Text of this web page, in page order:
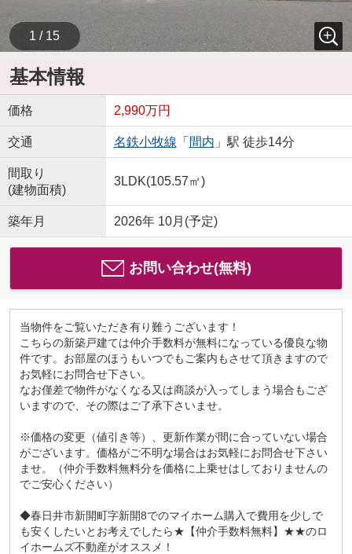
1 / 15
基本情報
価格 2,990万円
交通 名鉄小牧線 「 間内 」駅 徒歩14分
間取り
(建物面積)
3LDK(105.57㎡)
築年月 2026年 10月(予定)
お問い合わせ(無料)
当物件をご覧いただき有り難うございます！
こちらの新築戸建ては仲介手数料が無料になっている優良な物
件です。お部屋のほうもいつでもご案内もさせて頂きますので
お気軽にお問合せ下さい。
なお僅差で物件がなくなる又は商談が入ってしまう場合もござ
いますので、その際はご了承下さいませ。
※価格の変更（値引き等）、更新作業が間に合っていない場合
がございます。価格がご不明な場合はお気軽にお問合せ下さい
ませ。（仲介手数料無料分を価格に上乗せはしておりませんの
でご安心ください）
◆春日井市新開町字新開8でのマイホーム購入で費用を少しで
も安くしたいとお考えでしたら★【仲介手数料無料】★★のロ
イホームズ不動産がオススメ！